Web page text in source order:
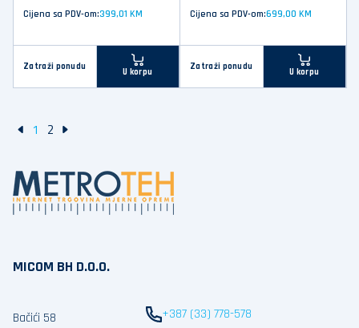
Cijena sa PDV-om:399,01 KM
Zatraži ponudu
U korpu
Cijena sa PDV-om:699,00 KM
Zatraži ponudu
U korpu
1 2
MICOM BH D.O.O.
Bačići 58
+387 (33) 778-578